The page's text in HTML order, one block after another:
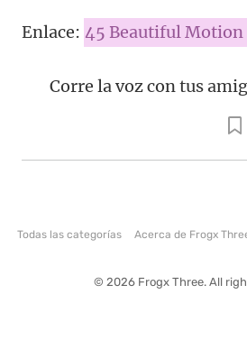
Enlace: 45 Beautiful Motion
Corre la voz con tus
Todas las categorías Acerca de Frogx
© 2026 Frogx Three. All